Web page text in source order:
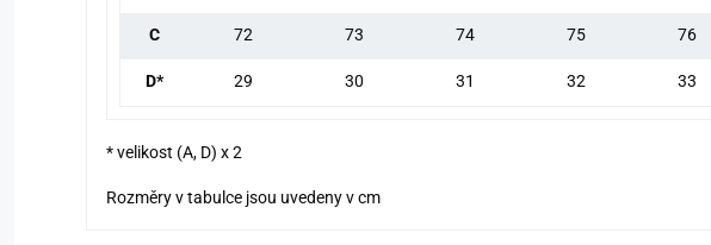
C 72 73 74 75 76
D* 29 30 31 32 33
* velikost (A, D) x 2
Rozměry v tabulce jsou uvedeny v cm